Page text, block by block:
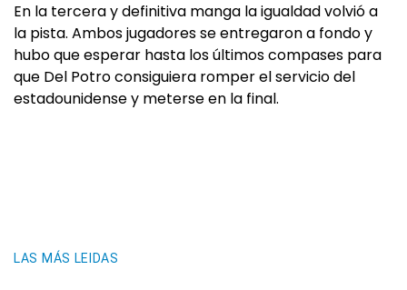
En la tercera y definitiva manga la igualdad volvió a
la pista. Ambos jugadores se entregaron a fondo y
hubo que esperar hasta los últimos compases para
que Del Potro consiguiera romper el servicio del
estadounidense y meterse en la final.
LAS MÁS LEIDAS